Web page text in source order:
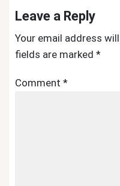
Leave a Reply
Your email address
fields are marked *
Comment *